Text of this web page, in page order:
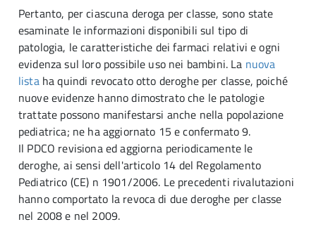
Pertanto, per ciascuna deroga per classe, sono state
esaminate le informazioni disponibili sul tipo di
patologia, le caratteristiche dei farmaci relativi e ogni
evidenza sul loro possibile uso nei bambini. La nuova
listaha quindi revocato otto deroghe per classe, poiché
nuove evidenze hanno dimostrato che le patologie
trattate possono manifestarsi anche nella popolazione
pediatrica; ne ha aggiornato 15 e confermato 9.
Il PDCO revisiona ed aggiorna periodicamente le
deroghe, ai sensi dell'articolo 14 del Regolamento
Pediatrico (CE) n 1901/2006. Le precedenti rivalutazioni
hanno comportato la revoca di due deroghe per classe
nel 2008 e nel 2009.